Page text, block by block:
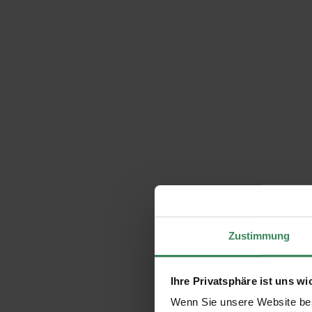
Zustimmung
Ihre Privatsphäre ist uns
Wenn Sie unsere Website